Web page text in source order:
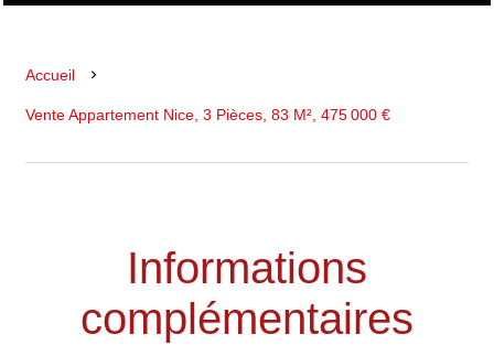
Accueil
Vente Appartement Nice, 3 Pièces, 83 M², 475 000 €
Informations
complémentaires